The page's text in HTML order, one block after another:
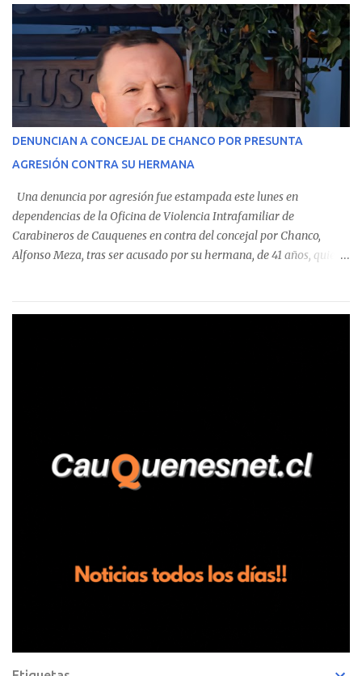
estableció que estos funcionarios —quienes administran o
custodian fondos públicos— efectuaron transacciones por un
monto total de $116.075.918 entre enero de 2024 y junio de 2025.
En el detalle regional, se indica que en la comuna de Cauquenes se
identificó a cuatro funcionarios involucrados en este tipo de
operaciones. Asimismo, se precisa que uno de los casos
corresponde a un funcionario de la Municipalidad de Chanco,
detectaron incumplimientos a la normativa vigente. El informe
precisa que la mayor cantidad de dinero apostado se registró en
Talca, donde...
DENUNCIAN A CONCEJAL DE CHANCO POR PRESUNTA
AGRESIÓN CONTRA SU HERMANA
Una denuncia por agresión fue estampada este lunes en
dependencias de la Oficina de Violencia Intrafamiliar de
Carabineros de Cauquenes en contra del concejal por Chanco,
Alfonso Meza, tras ser acusado por su hermana, de 41 años, quien
relató que los hechos ocurrieron cerca de las 11:30 horas en el
trabajadores, el edil descendió del vehículo y, en medio de la
confrontación, la habría tomado de los hombros, empujado al
suelo y agredido con golpes de pies y manos, mientr...